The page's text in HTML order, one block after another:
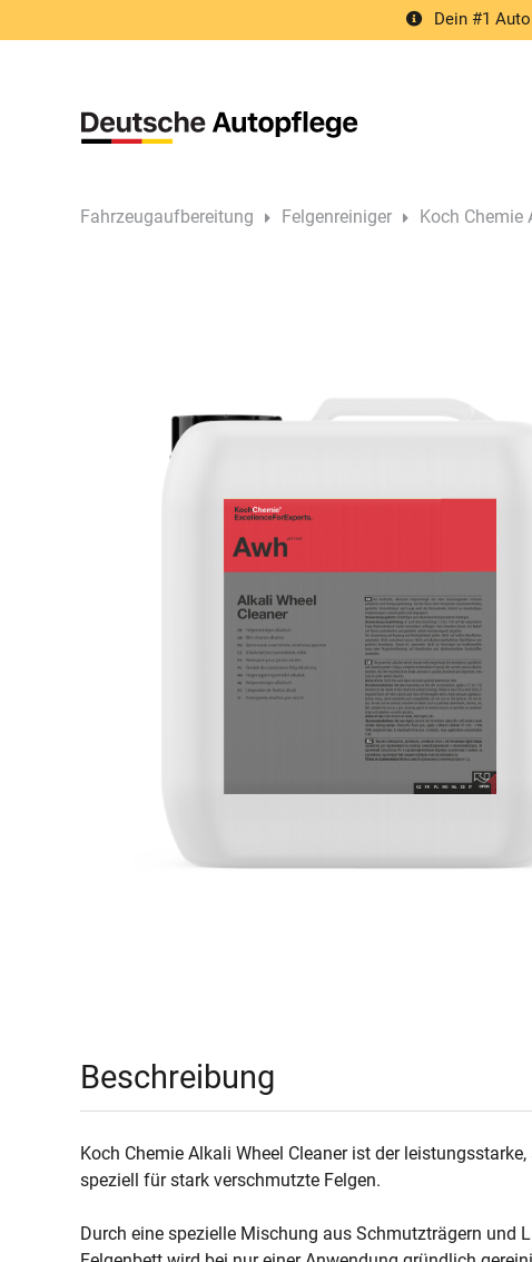
zum
Dein #1
Fahrzeugaufbereitung Felgenreiniger Koch Chemie
Beschreibung
Koch Chemie Alkali Wheel Cleaner ist der
speziell für stark verschmutzte Felgen.
Durch eine spezielle Mischung aus Schmutzträgern und